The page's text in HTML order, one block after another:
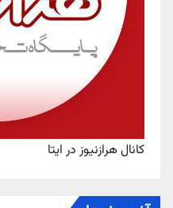
کانال هرازنیوز در ایتا